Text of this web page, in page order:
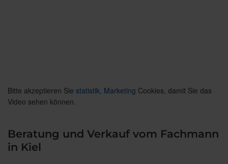
Bitte akzeptieren Sie statistik, Marketing Cookies, damit Sie das
Video sehen können.
Beratung und Verkauf vom Fachmann
in Kiel